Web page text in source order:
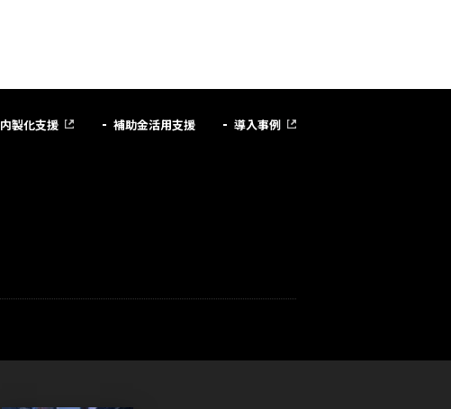
内製化支援 補助金活用支援 導入事例